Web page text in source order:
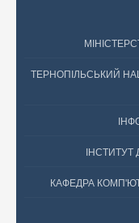
ТЕРНОПІЛЬСЬКИЙ
КАФЕДРА